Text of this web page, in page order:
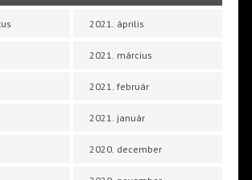
2021. április
2021. március
2021. február
2021. január
2020. december